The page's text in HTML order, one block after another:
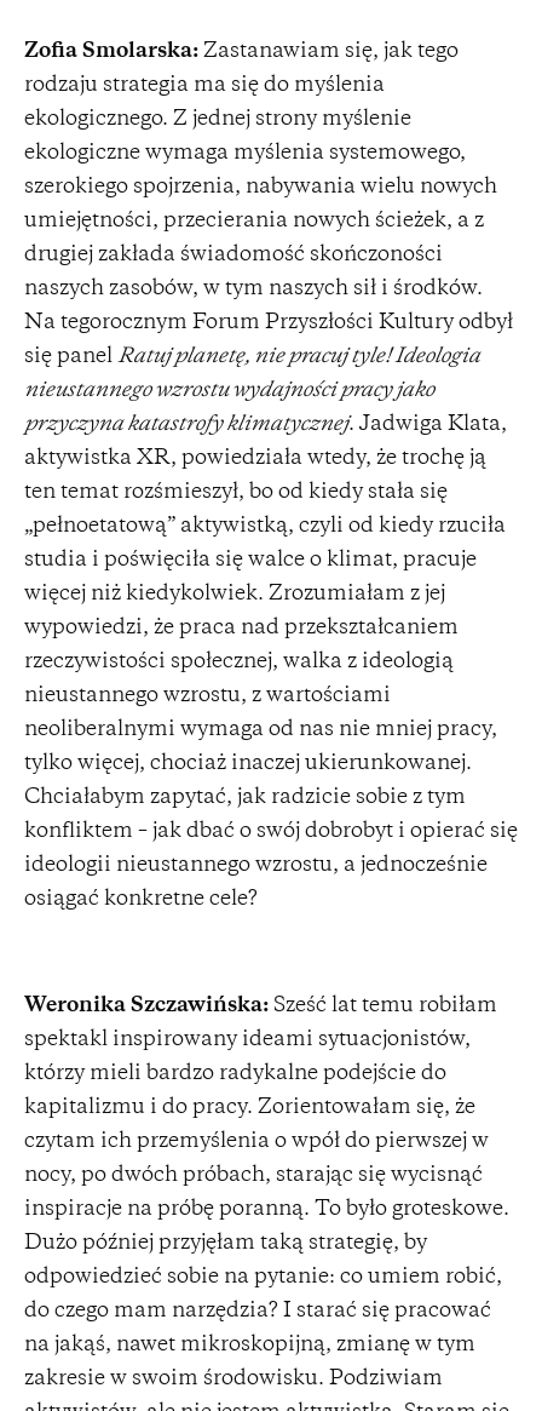
Zofia Smolarska: Zastanawiam się, jak tego
rodzaju strategia ma się do myślenia
ekologicznego. Z jednej strony myślenie
ekologiczne wymaga myślenia systemowego,
szerokiego spojrzenia, nabywania wielu nowych
umiejętności, przecierania nowych ścieżek, a z
drugiej zakłada świadomość skończoności
naszych zasobów, w tym naszych sił i środków.
Na tegorocznym Forum Przyszłości Kultury odbył
się panel Ratuj planetę, nie pracuj tyle! Ideologia
nieustannego wzrostu wydajności pracy jako
przyczyna katastrofy klimatycznej. Jadwiga Klata,
aktywistka XR, powiedziała wtedy, że trochę ją
ten temat rozśmieszył, bo od kiedy stała się
„pełnoetatową” aktywistką, czyli od kiedy rzuciła
studia i poświęciła się walce o klimat, pracuje
więcej niż kiedykolwiek. Zrozumiałam z jej
wypowiedzi, że praca nad przekształcaniem
rzeczywistości społecznej, walka z ideologią
nieustannego wzrostu, z wartościami
neoliberalnymi wymaga od nas nie mniej pracy,
tylko więcej, chociaż inaczej ukierunkowanej.
Chciałabym zapytać, jak radzicie sobie z tym
konfliktem – jak dbać o swój dobrobyt i opierać się
ideologii nieustannego wzrostu, a jednocześnie
osiągać konkretne cele?
Weronika Szczawińska: Sześć lat temu robiłam
spektakl inspirowany ideami sytuacjonistów,
którzy mieli bardzo radykalne podejście do
kapitalizmu i do pracy. Zorientowałam się, że
czytam ich przemyślenia o wpół do pierwszej w
nocy, po dwóch próbach, starając się wycisnąć
inspiracje na próbę poranną. To było groteskowe.
Dużo później przyjęłam taką strategię, by
odpowiedzieć sobie na pytanie: co umiem robić,
do czego mam narzędzia? I starać się pracować
na jakąś, nawet mikroskopijną, zmianę w tym
zakresie w swoim środowisku. Podziwiam